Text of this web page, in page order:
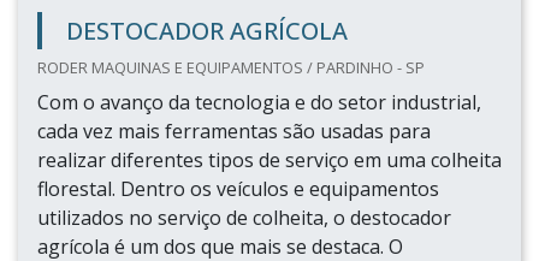
DESTOCADOR AGRÍCOLA
RODER MAQUINAS E EQUIPAMENTOS / PARDINHO - SP
Com o avanço da tecnologia e do setor industrial,
cada vez mais ferramentas são usadas para
realizar diferentes tipos de serviço em uma colheita
florestal. Dentro os veículos e equipamentos
utilizados no serviço de colheita, o destocador
agrícola é um dos que mais se destaca. O